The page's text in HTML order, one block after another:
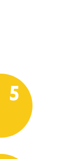
5